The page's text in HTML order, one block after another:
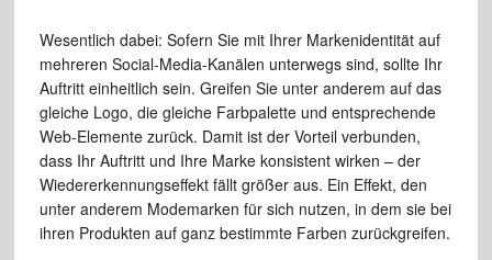
Wesentlich dabei: Sofern Sie mit Ihrer Markenidentität auf
mehreren Social-Media-Kanälen unterwegs sind, sollte Ihr
Auftritt einheitlich sein. Greifen Sie unter anderem auf das
gleiche Logo, die gleiche Farbpalette und entsprechende
Web-Elemente zurück. Damit ist der Vorteil verbunden,
dass Ihr Auftritt und Ihre Marke konsistent wirken – der
Wiedererkennungseffekt fällt größer aus. Ein Effekt, den
unter anderem Modemarken für sich nutzen, in dem sie bei
ihren Produkten auf ganz bestimmte Farben zurückgreifen.